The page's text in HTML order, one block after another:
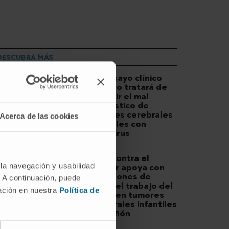
Acerca de las cookies
navegación y usabilidad
continuación, puede
en nuestra Política de
MÁS
Un ensayo clínico
pionero tratará de
revertir el mal
pronóstico de
tumores cerebrales
infantiles con
oncovirus
CRIS Contra el
Cáncer apoya con
1,5 millones de
euros el trabajo del
CCUN en tumores
cerebrales infantiles
y de riñón